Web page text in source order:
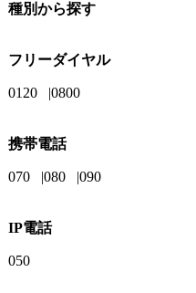
種別から探す
フリーダイヤル
0120 0800
携帯電話
070 080 090
IP電話
050